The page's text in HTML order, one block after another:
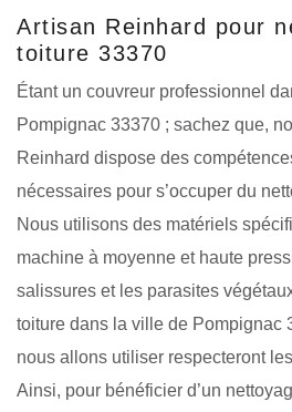
Artisan Reinhard pour
toiture 33370
Étant un couvreur professionnel
Pompignac 33370 ; sachez que,
Reinhard dispose des
nécessaires pour s’occuper du
Nous utilisons des matériels
machine à moyenne et haute
salissures et les parasites
toiture dans la ville de Pompignac
nous allons utiliser respecteront
Ainsi, pour bénéficier d’un